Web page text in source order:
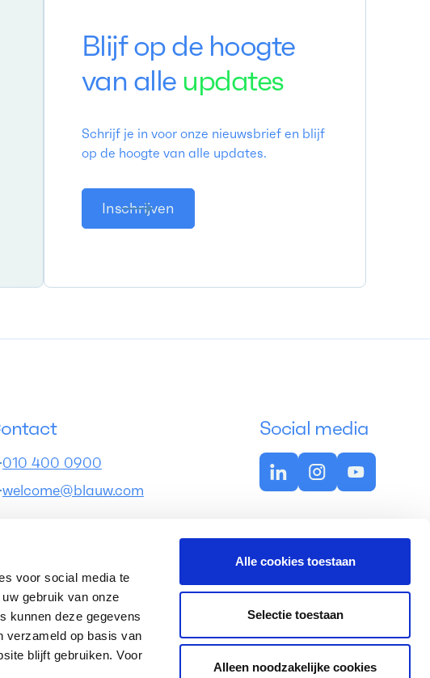
voor social media te
gebruik van onze
kunnen deze gegevens
verzameld op basis van
blijft gebruiken. Voor
Alle cookies toestaan
Selectie toestaan
Alleen noodzakelijke cookies
Blijf op de hoogte
van alle updates
Schrijf je in voor onze nieuwsbrief en blijf
op de hoogte van alle updates.
Inschrijven
010 400 0900
welcome@blauw.com
55
AB Rotterdam
Social media